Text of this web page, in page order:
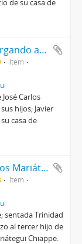
de su casa de
Amalia La Chira Vallejos cargando a Javier Mariátegui Chiappe
Item
Carlos
hijos; Javier
casa de
Trinidad Millares, José Carlos Mariátegui Chiappe y Sandro Mariátegui
Item
sentada Trinidad
al tercer hijo de
Chiappe.